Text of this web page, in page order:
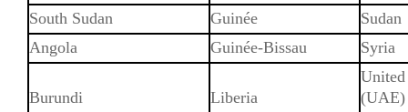
South Sudan
Guinée
Sudan
Angola
Guinée-Bissau Syria
Burundi Liberia
(UAE)